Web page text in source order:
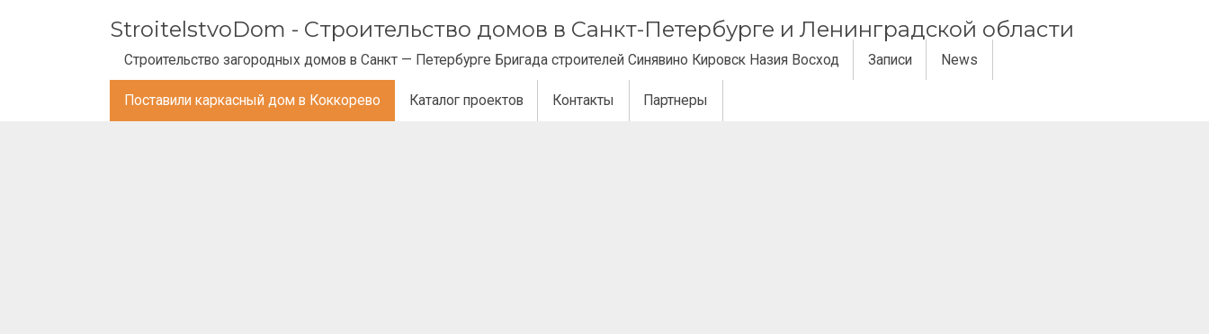
StroitelstvoDom - Строительство домов в Санкт-Петербурге и Ленинградской области
Строительство загородных домов в Санкт — Петербурге Бригада строителей Синявино Кировск Назия Восход Записи News
Поставили каркасный дом в Коккорево Каталог проектов Контакты Партнеры